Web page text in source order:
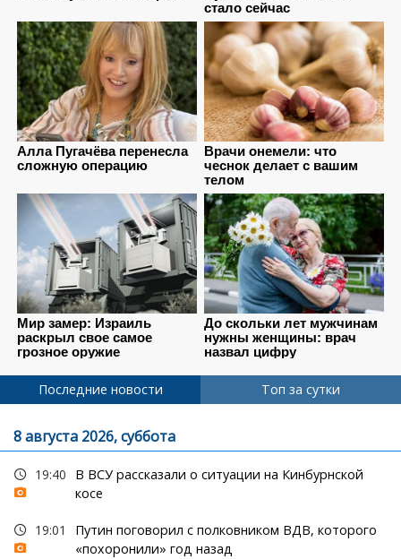
Последние новости Топ за сутки
8 августа 2026, суббота
19:40
В ВСУ рассказали о ситуации на Кинбурнской
косе
19:01
Путин поговорил с полковником ВДВ, которого
«похоронили» год назад